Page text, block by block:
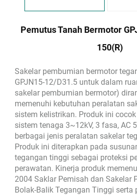
Pemutus Tanah Bermotor
150(R)
Sakelar pembumian bermotor
GPJN15-12/D31.5 untuk dalam
sakelar pembumian bermotor)
memenuhi kebutuhan peralatan
sistem kelistrikan. Produk ini
sistem tenaga 3~12kV, 3 fasa, AC
berbagai jenis peralatan sakelar
Produk ini diterapkan pada
tegangan tinggi sebagai proteksi
perawatan. Kinerja produk
2004 Saklar Pemisah dan Sakelar
Bolak-Balik Tegangan Tinggi serta